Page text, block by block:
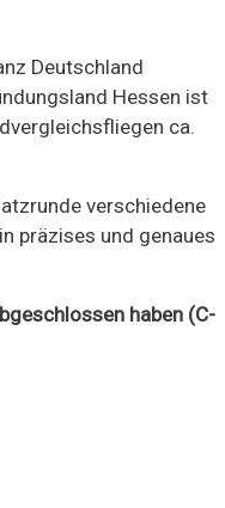
Deutschland
Hessen ist
ca.
verschiedene
präzises und genaues
haben (C-